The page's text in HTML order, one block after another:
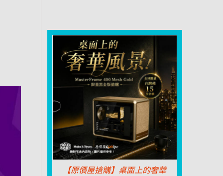
【原價屋搶購】桌面上的奢華